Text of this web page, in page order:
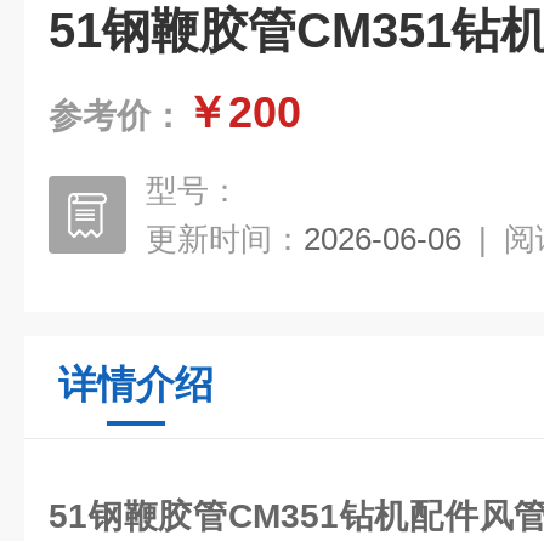
51钢鞭胶管CM351钻
参考价： ￥200
型号：
更新时间： 2026-06-06 | 阅
详情介绍
51钢鞭胶管CM351钻机配件风